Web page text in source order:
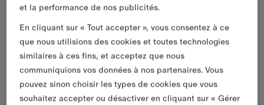
et la performance de nos publicités.
En cliquant sur « Tout accepter », vous consentez à ce
que nous utilisions des cookies et toutes technologies
similaires à ces fins, et acceptez que nous
communiquions vos données à nos partenaires. Vous
pouvez sinon choisir les types de cookies que vous
souhaitez accepter ou désactiver en cliquant sur « Gérer